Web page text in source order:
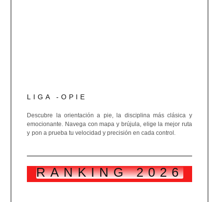
LIGA -OPIE
Descubre la orientación a pie, la disciplina más clásica y
emocionante. Navega con mapa y brújula, elige la mejor ruta
y pon a prueba tu velocidad y precisión en cada control.
RANKING 2026